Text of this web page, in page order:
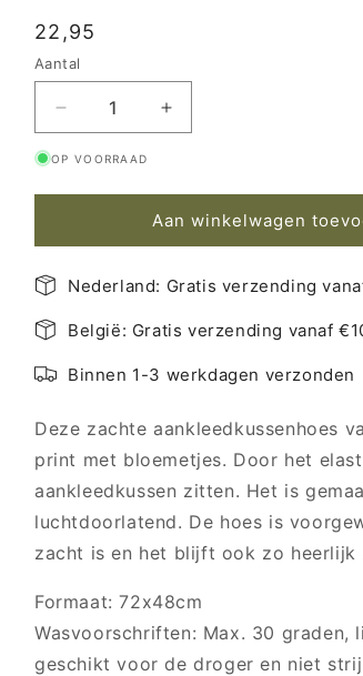
Normale
prijs
22,95
Aantal
Aantal
Aantal
verlagen
voor
Aankleedkussenhoes
Aantal
verhogen
Aankleedkussenhoes
Bloom
OP VOORRAAD
Aan winkelwagen
Nederland: Gratis verzending
België: Gratis verzending vanaf
Binnen 1-3 werkdagen verzonden
Deze zachte aankleedkussenhoes
print met bloemetjes. Door het
aankleedkussen zitten. Het is
luchtdoorlatend. De hoes is
zacht is en het blijft ook zo heerlijk
Formaat: 72x48cm
Wasvoorschriften: Max. 30 graden,
geschikt voor de droger en niet